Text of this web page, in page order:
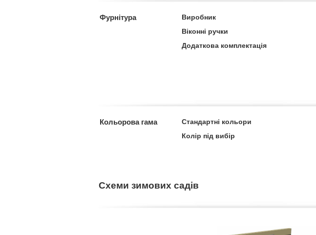
Фурнітура Виробник
Віконні ручки
Додаткова комплектація
Кольорова гама Стандартні кольори
Колір під вибір
Схеми зимових садів